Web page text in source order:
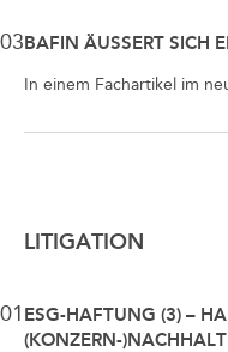
03BAFIN ÄUSSERT SICH
In einem Fachartikel im
LITIGATION
01 ESG-HAFTUNG (3) –
(KONZERN-